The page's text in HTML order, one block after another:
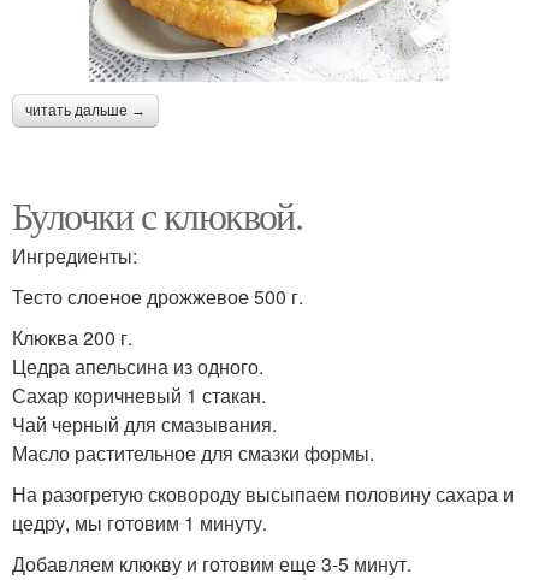
читать дальше →
Булочки с клюквой.
Ингредиенты:
Тесто слоеное дрожжевое 500 г.
Клюква 200 г.
Цедра апельсина из одного.
Сахар коричневый 1 стакан.
Чай черный для смазывания.
Масло растительное для смазки формы.
На разогретую сковороду высыпаем половину сахара и
цедру, мы готовим 1 минуту.
Добавляем клюкву и готовим еще 3-5 минут.